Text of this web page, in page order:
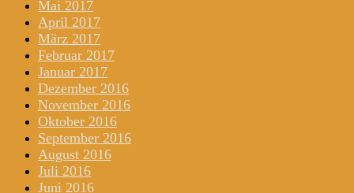
Mai 2017
April 2017
März 2017
Februar 2017
Januar 2017
Dezember 2016
November 2016
Oktober 2016
September 2016
August 2016
Juli 2016
Juni 2016